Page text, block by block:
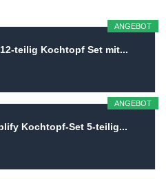
ANGEBOT
teilig Kochtopf Set mit...
ANGEBOT
Kochtopf-Set 5-teilig...